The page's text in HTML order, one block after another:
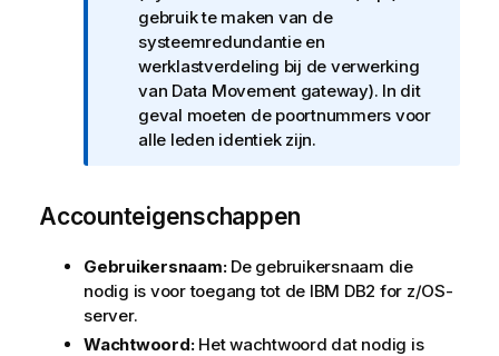
m
a
t
i
e
gebruik te maken van de
systeemredundantie en
werklastverdeling bij de verwerking
van Data Movement gateway). In dit
geval moeten de poortnummers voor
alle leden identiek zijn.
Accounteigenschappen
Gebruikersnaam:De gebruikersnaam die
nodig is voor toegang tot de IBM DB2 for z/OS-
server.
Wachtwoord: Het wachtwoord dat nodig is